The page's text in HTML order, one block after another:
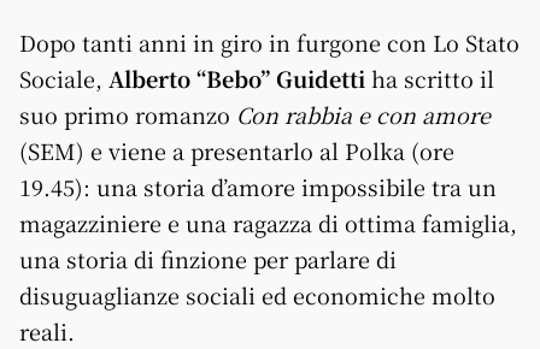
Dopo tanti anni in giro in furgone con Lo Stato
Sociale, Alberto “Bebo” Guidettiha scritto il
suo primo romanzo Con rabbia e con amore
(SEM) e viene a presentarlo al Polka (ore
19.45): una storia d’amore impossibile tra un
magazziniere e una ragazza di ottima famiglia,
una storia di finzione per parlare di
disuguaglianze sociali ed economiche molto
reali.